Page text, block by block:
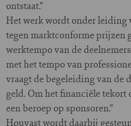
ontstaat.”
Het werk wordt onder leiding
tegen marktconforme prijzen
werktempo van de
met het tempo van
vraagt de begeleiding van de
geld. Om het financiële tekort
een beroep op sponsoren.”
Houvast wordt daarbij